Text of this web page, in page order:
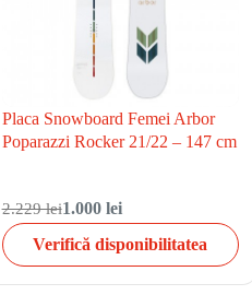
Placa Snowboard Femei Arbor
Poparazzi Rocker 21/22 – 147 cm
2.229 lei1.000 lei
Verifică disponibilitatea